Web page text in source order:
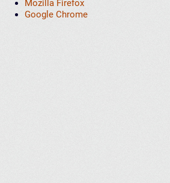
Mozilla Firefox
Google Chrome